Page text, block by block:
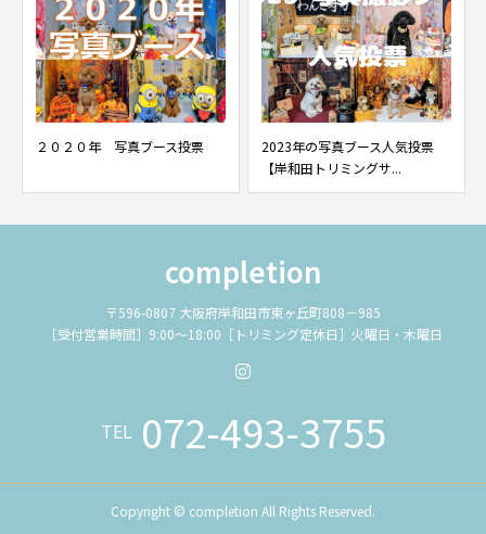
２０２０年 写真ブース投票
2023年の写真ブース人気投票
【岸和田トリミングサ...
completion
〒596-0807 大阪府岸和田市東ヶ丘町808－985
［受付営業時間］9:00～18:00［トリミング定休日］火曜日・木曜日
TEL 072-493-3755
Copyright © completion All Rights Reserved.